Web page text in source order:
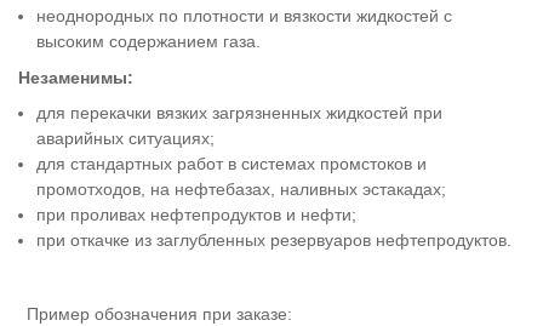
неоднородных по плотности и вязкости жидкостей с
высоким содержанием газа.
Незаменимы:
для перекачки вязких загрязненных жидкостей при
аварийных ситуациях;
для стандартных работ в системах промстоков и
промотходов, на нефтебазах, наливных эстакадах;
при проливах нефтепродуктов и нефти;
при откачке из заглубленных резервуаров нефтепродуктов.
Пример обозначения при заказе: